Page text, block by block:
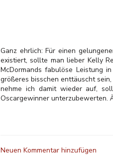
Ganz ehrlich: Für einen
existiert, sollte man lieber Kelly
McDormands fabulöse Leistung
größeres bisschen enttäuscht
nehme ich damit wieder auf,
Oscargewinner unterzubewerten.
Neuen Kommentar hinzufügen